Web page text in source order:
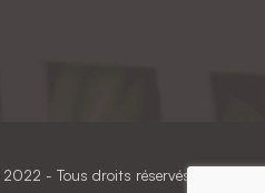
2022 - Tous droits réservés